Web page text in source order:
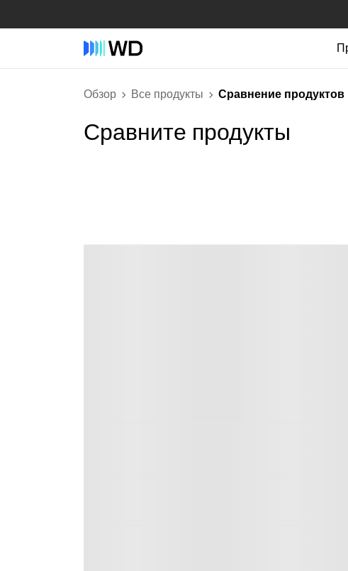
Обзор Все продукты Сравнение продуктов
Сравните продукты